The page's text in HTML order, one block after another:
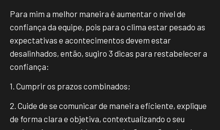
Para mim a melhor maneira é aumentar o nível de
confiança da equipe, pois para o clima estar pesado as
expectativas e acontecimentos devem estar
desalinhados, então, sugiro 3 dicas para restabelecer a
confiança:
1. Cumprir os prazos combinados;
2. Cuide de se comunicar de maneira eficiente, explique
de forma clara e objetiva, contextualizando o seu